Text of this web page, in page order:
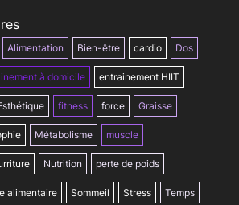
Alimentation Bien-être cardio Dos
à domicile entrainement HIIT
fitness force Graisse
Métabolisme muscle
Nutrition perte de poids
alimentaire Sommeil Stress Temps